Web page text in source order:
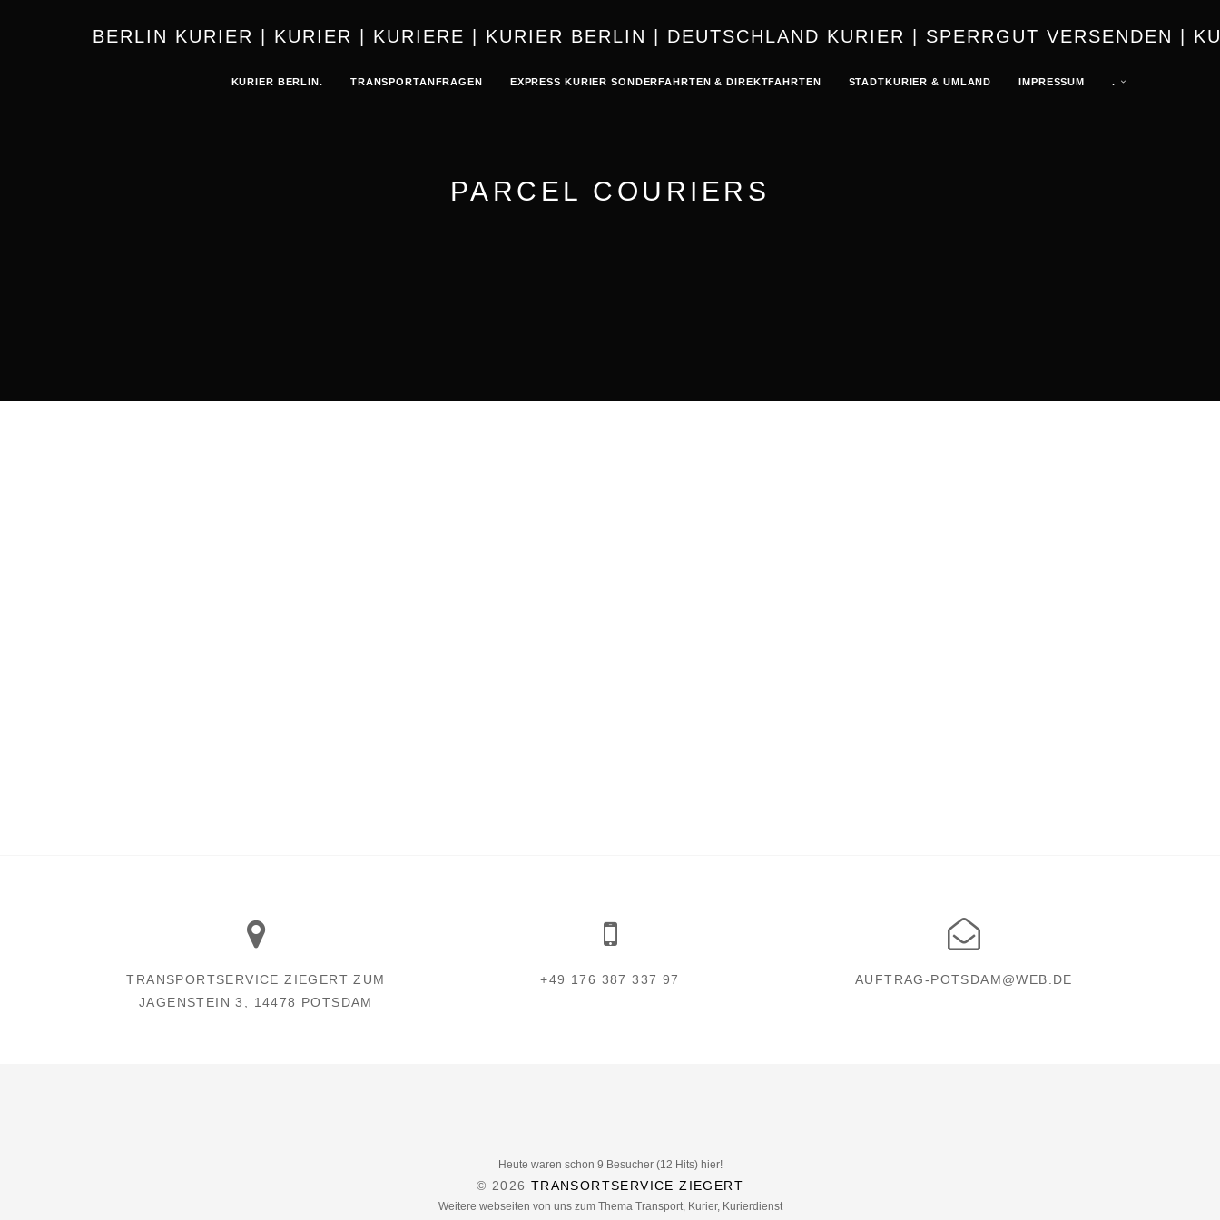
BERLIN KURIER | KURIER |
KURIER BERLIN. TRANSPORTANFRAGEN EXPRESS KURIER SONDERFAHRTEN & DIREKTFAHRTEN STADTKURIER & UMLAND IMPRESSUM .
PARCEL COURIERS
TRANSPORTSERVICE ZIEGERT ZUM
JAGENSTEIN 3, 14478 POTSDAM
+49 176 387 337 97 AUFTRAG-POTSDAM@WEB.DE
Heute waren schon 9 Besucher (12 Hits) hier!
© 2026 TRANSORTSERVICE ZIEGERT
Weitere webseiten von uns zum Thema Transport, Kurier, Kurierdienst